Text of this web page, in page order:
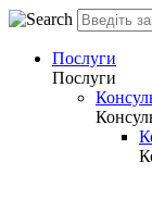
Послуги
Послуги